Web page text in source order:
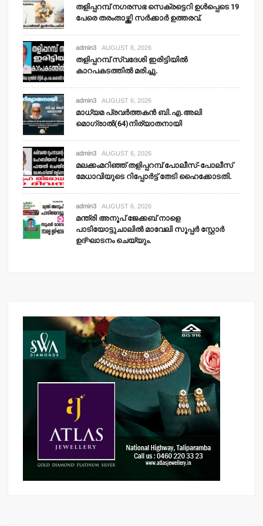
തളിപ്പറമ്പ് നഗരസഭ സെക്രട്ടെറി ഉള്‍പ്പെടെ 19
പേരെ തരംതാഴ്ത്തി സര്‍ക്കാര്‍ ഉത്തരവ്.
admin3 AUGUST 6, 2026
തളിപ്പറമ്പ് സ്വദേശി ഇരിട്ടിയില്‍
കാറപകടത്തില്‍ മരിച്ചു.
admin3 AUGUST 6, 2026
മാധ്യമ പ്രവര്‍ത്തകന്‍ ബി.എ.അലി
മൊഗ്രാല്‍(64)നിര്യാതനായി
admin3 AUGUST 6, 2026
മലക്കംമറിഞ്ഞ് തളിപ്പറമ്പ് പോലീസ്-പോലീസ്
മേധാവിയുടെ റിപ്പോര്‍ട്ട് തേടി ഹൈക്കോടതി.
admin3 AUGUST 6, 2026
മന്ത്രി അനൂപ് ജേക്കബ് നാളെ
പാടിയോട്ടുചാലില്‍ മാവേലി സൂപ്പര്‍ സ്റ്റോര്‍
ഉദ്ഘാടനം ചെയ്യും.